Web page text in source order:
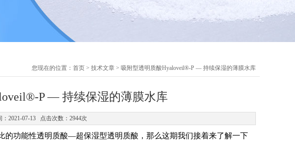
您现在的位置： 首页 > 技术文章 > 吸附型透明质酸Hyaloveil®-P — 持续保湿的薄膜水库
P — 持续保湿的薄膜水库
：2021-07-13 点击次数：2944次
功能性透明质酸—超保湿型透明质酸，那么这期我们接着来了解一下